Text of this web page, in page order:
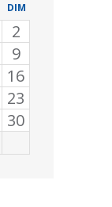
DIM
2
9
16
23
30